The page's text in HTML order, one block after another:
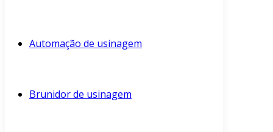
Automação de usinagem
Brunidor de usinagem